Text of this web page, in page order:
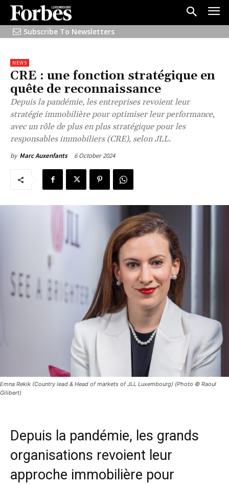
Subscribe To Newsletters
NEWS
CRE : une fonction stratégique en
quête de reconnaissance
Depuis la pandémie, les entreprises revoient leur
stratégie immobilière pour optimiser leur performance,
avec un rôle de plus en plus stratégique pour les
responsables immobiliers (CRE), selon JLL.
by Marc Auxenfants 6 October 2024
Emna Rekik (Country lead & Head of markets of JLL Luxembourg) (Photo © Raoul
Gilibert)
Depuis la pandémie, les grands
organisations revoient leur
approche immobilière pour